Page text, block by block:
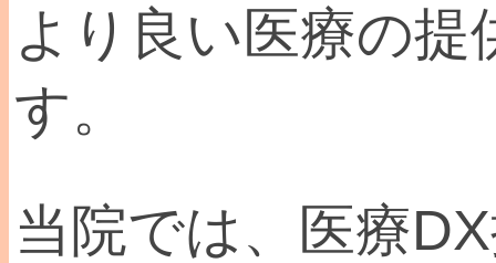
より良い医療の
す。
当院では、医療